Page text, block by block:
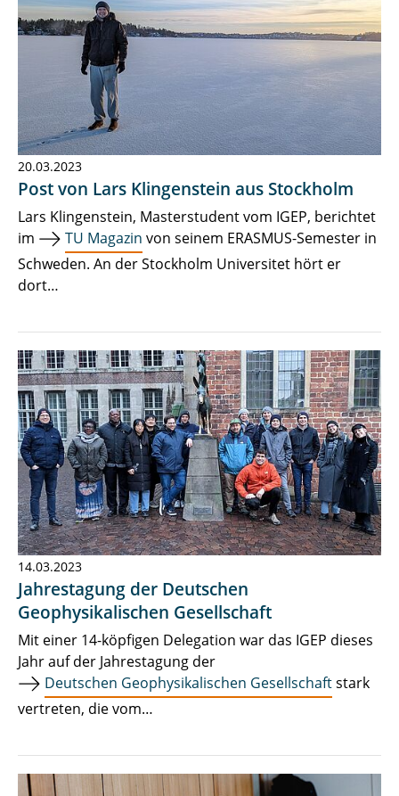
20.03.2023
Post von Lars Klingenstein aus Stockholm
Lars Klingenstein, Masterstudent vom IGEP, berichtet
im
TU Magazin von seinem ERASMUS-Semester in
Schweden. An der Stockholm Universitet hört er
dort…
14.03.2023
Jahrestagung der Deutschen
Geophysikalischen Gesellschaft
Mit einer 14-köpfigen Delegation war das IGEP dieses
Jahr auf der Jahrestagung der
Deutschen Geophysikalischen Gesellschaftstark
vertreten, die vom…